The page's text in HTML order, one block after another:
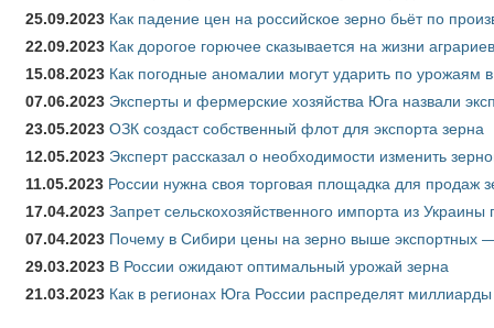
25.09.2023 Как падение цен на российское зерно бьёт по
22.09.2023 Как дорогое горючее сказывается на жизни аграриев
15.08.2023 Как погодные аномалии могут ударить по урожаям
07.06.2023 Эксперты и фермерские хозяйства Юга назвали
23.05.2023 ОЗК создаст собственный флот для экспорта зерна
12.05.2023 Эксперт рассказал о необходимости изменить
11.05.2023 России нужна своя торговая площадка для продаж
17.04.2023 Запрет сельскохозяйственного импорта из
07.04.2023 Почему в Сибири цены на зерно выше экспортных
29.03.2023 В России ожидают оптимальный урожай зерна
21.03.2023 Как в регионах Юга России распределят